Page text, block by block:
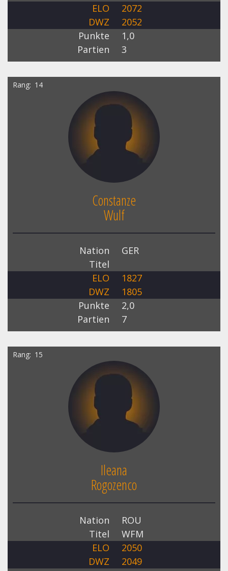
ELO
2072
DWZ
2052
Punkte
1,0
Partien
3
Rang 14
Constanze
Wulf
Nation
GER
Titel
ELO
1827
DWZ
1805
Punkte
2,0
Partien
7
Rang 15
Ileana
Rogozenco
Nation
ROU
Titel
WFM
ELO
2050
DWZ
2049